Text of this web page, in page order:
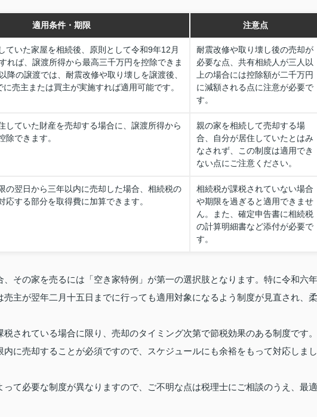
適用条件・期限 注意点
ていた家屋を相続後、原則として令和9年12月
れば、譲渡所得から最高三千万円を控除できま
降の譲渡では、耐震改修や取り壊しを譲渡後、
売主または買主が実施すれば適用可能です。
耐震改修や取り壊し後の売却が
必要な点、共有相続人が三人以
上の場合には控除額が二千万円
に減額される点に注意が必要で
す。
していた財産を売却する場合に、譲渡所得から
除できます。
親の家を相続して売却する場
合、自分が居住していたとはみ
なされず、この制度は適用でき
ない点にご注意ください。
の翌日から三年以内に売却した場合、相続税の
応する部分を取得費に加算できます。
相続税が課税されていない場合
や期限を過ぎると適用できませ
ん。また、確定申告書に相続税
の計算明細書など添付が必要で
す。
その家を売るには「空き家特例」が第一の選択肢となります。特に令和六年
主が翌年二月十五日までに行っても適用対象になるよう制度が見直され、柔
されている場合に限り、売却のタイミング次第で節税効果のある制度です。
に売却することが必須ですので、スケジュールにも余裕をもって対応しまし
て必要な制度が異なりますので、ご不明な点は税理士にご相談のうえ、最適